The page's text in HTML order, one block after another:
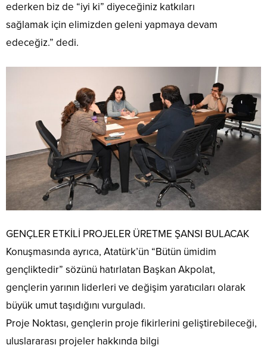
ederken biz de “iyi ki” diyeceğiniz katkıları
sağlamak için elimizden geleni yapmaya devam
edeceğiz.” dedi.
GENÇLER ETKİLİ PROJELER ÜRETME ŞANSI BULACAK
Konuşmasında ayrıca, Atatürk’ün “Bütün ümidim
gençliktedir” sözünü hatırlatan Başkan Akpolat,
gençlerin yarının liderleri ve değişim yaratıcıları olarak
büyük umut taşıdığını vurguladı.
Proje Noktası, gençlerin proje fikirlerini geliştirebileceği,
uluslararası projeler hakkında bilgi